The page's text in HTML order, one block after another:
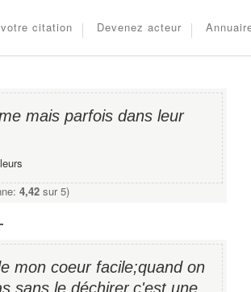
citation Devenez acteur
mais parfois dans leur
4,42sur 5)
mon coeur facile;quand on
sans le déchirer,c'est une